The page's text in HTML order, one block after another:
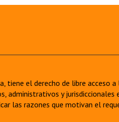
tiene el derecho de libre acceso
administrativos y jurisdiccionales
las razones que motivan el